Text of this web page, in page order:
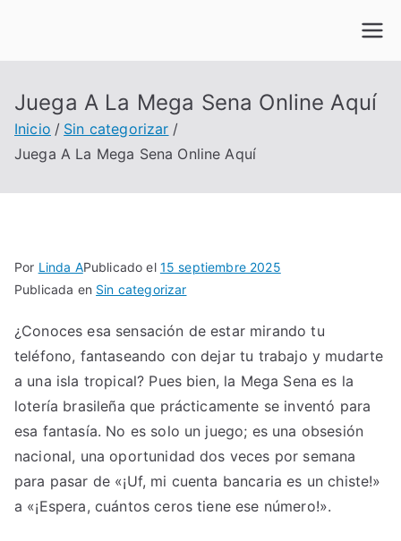
Juega A La Mega Sena Online Aquí
Inicio
Sin categorizar
Juega A La Mega Sena Online Aquí
Por Linda APublicado el 15 septiembre 2025
Publicada en Sin categorizar
¿Conoces esa sensación de estar mirando tu
teléfono, fantaseando con dejar tu trabajo y mudarte
a una isla tropical? Pues bien, la Mega Sena es la
lotería brasileña que prácticamente se inventó para
esa fantasía. No es solo un juego; es una obsesión
nacional, una oportunidad dos veces por semana
para pasar de «¡Uf, mi cuenta bancaria es un chiste!»
a «¡Espera, cuántos ceros tiene ese número!».